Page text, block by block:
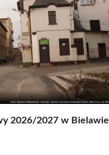
2026/2027 w Bielawie